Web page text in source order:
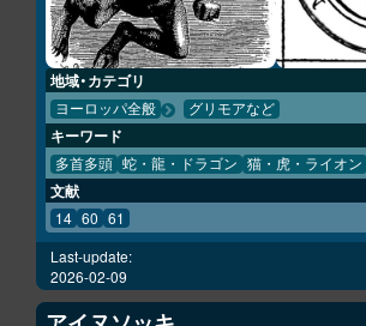
地域・カテゴリ
ヨーロッパ全般 グリモアなど
キーワード
多首多頭 蛇・龍・ドラゴン 猫・虎・ライオン
文献
14 60 61
Last-update:
2026-02-09